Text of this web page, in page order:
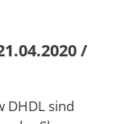
/
DHDL sind